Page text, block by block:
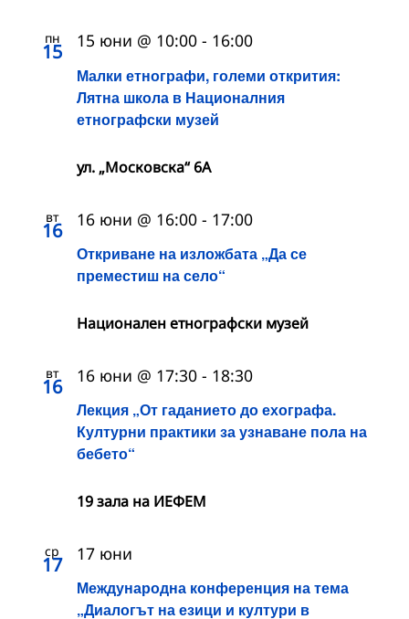
пн
15
Малки етнографи, големи открития:
Лятна школа в Националния
етнографски музей
15 юни @ 10:00 - 16:00
ул. „Московска“ 6А
вт
16
Откриване на изложбата „Да се
преместиш на село“
16 юни @ 16:00 - 17:00
Национален етнографски музей
вт
16
Лекция „От гаданието до ехографа.
Културни практики за узнаване пола на
бебето“
16 юни @ 17:30 - 18:30
19 зала на ИЕФЕМ
ср
17
Международна конференция на тема
„Диалогът на езици и култури в
17 юни